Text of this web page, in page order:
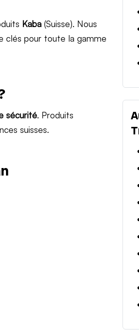
Kaba (Suisse). Nous
clés pour toute la gamme
sécurité. Produits
suisses.